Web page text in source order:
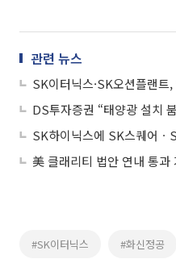
관련 뉴스
#SK이터닉스 #화신정공